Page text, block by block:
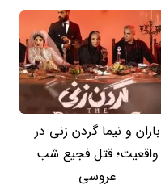
باران و نیما گردن زنی در
واقعیت؛ قتل فجیع شب
عروسی